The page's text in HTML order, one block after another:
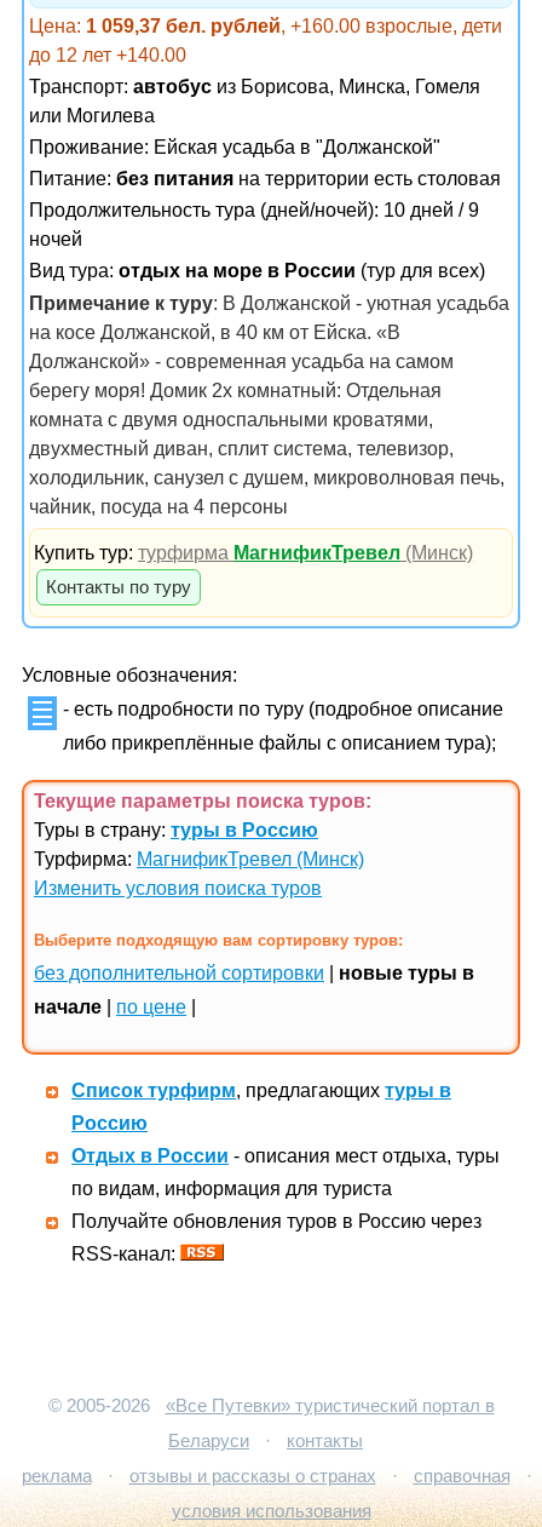
Цена: 1 059,37 бел. рублей, +160.00 взрослые, дети
до 12 лет +140.00
Транспорт: автобус из Борисова, Минска, Гомеля
или Могилева
Проживание: Ейская усадьба в "Должанской"
Питание: без питания на территории есть столовая
Продолжительность тура (дней/ночей): 10 дней / 9
ночей
Вид тура: отдых на море в России (тур для всех)
Примечание к туру: В Должанской - уютная усадьба
на косе Должанской, в 40 км от Ейска. «В
Должанской» - современная усадьба на самом
берегу моря! Домик 2х комнатный: Отдельная
комната с двумя односпальными кроватями,
двухместный диван, сплит система, телевизор,
холодильник, санузел с душем, микроволновая печь,
чайник, посуда на 4 персоны
Купить тур:турфирма МагнификТревел (Минск)
Контакты по туру
Условные обозначения:
- есть подробности по туру (подробное описание
либо прикреплённые файлы с описанием тура);
Текущие параметры поиска туров:
Туры в страну: туры в Россию
Турфирма: МагнификТревел (Минск)
Изменить условия поиска туров
Выберите подходящую вам сортировку туров:
без дополнительной сортировки
новые туры в
начале
по цене
Список турфирм, предлагающих туры в
Россию
Отдых в России - описания мест отдыха, туры
по видам, информация для туриста
Получайте обновления туров в Россию через
RSS-канал:
© 2005-2026
«Все Путевки» туристический портал в
Беларуси
·
контакты
реклама
· отзывы и рассказы о странах · справочная
·
условия использования